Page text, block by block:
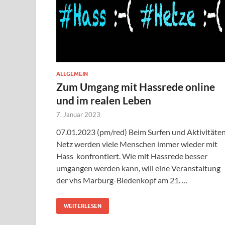
ALLGEMEIN
Zum Umgang mit Hassrede online
und im realen Leben
7. Januar 2023
07.01.2023 (pm/red) Beim Surfen und
Netz werden viele Menschen immer wieder mit
Hass konfrontiert. Wie mit Hassrede besser
umgangen werden kann, will eine Veranstaltung
der vhs Marburg-Biedenkopf am 21. …
WEITERLESEN